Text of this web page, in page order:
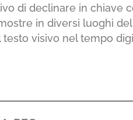
di declinare in chiave
in diversi luoghi
visivo nel tempo